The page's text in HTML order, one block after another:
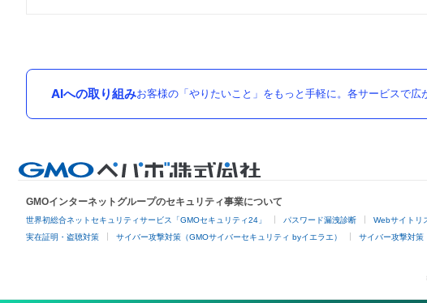
AIへの取り組みお客様の「やりたいこと」をもっと手軽に。各サービスで広
GMOインターネットグループのセキュリティ事業について
世界初総合ネットセキュリティサービス「GMOセキュリティ24」 パスワード漏洩診断 Webサイトリ
実在証明・盗聴対策 サイバー攻撃対策（GMOサイバーセキュリティ byイエラエ） サイバー攻撃対策